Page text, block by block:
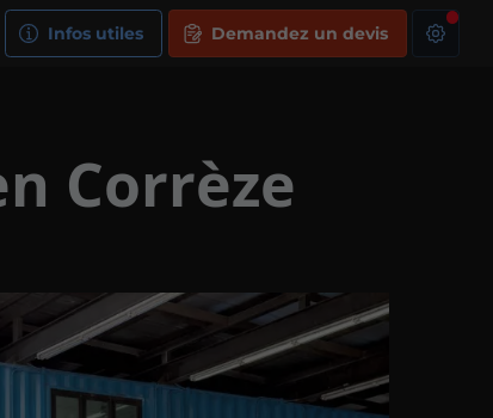
Infos utiles Demandez un devis
Corrèze